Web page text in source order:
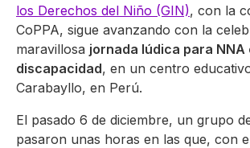
los Derechos del Niño (GIN), con la
CoPPA, sigue avanzando con la
maravillosa jornada lúdica para NNA
discapacidad, en un centro
Carabayllo, en Perú.
El pasado 6 de diciembre, un grupo
pasaron unas horas en las que, con